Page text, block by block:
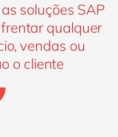
soluções SAP
qualquer
vendas ou
o cliente